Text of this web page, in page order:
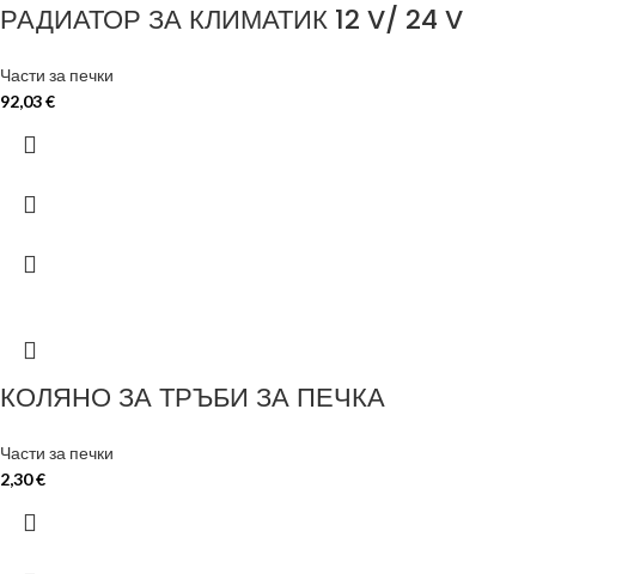
РАДИАТОР ЗА КЛИМАТИК 12 V/ 24 V
Части за печки
92,03€
КОЛЯНО ЗА ТРЪБИ ЗА ПЕЧКА
Части за печки
2,30€